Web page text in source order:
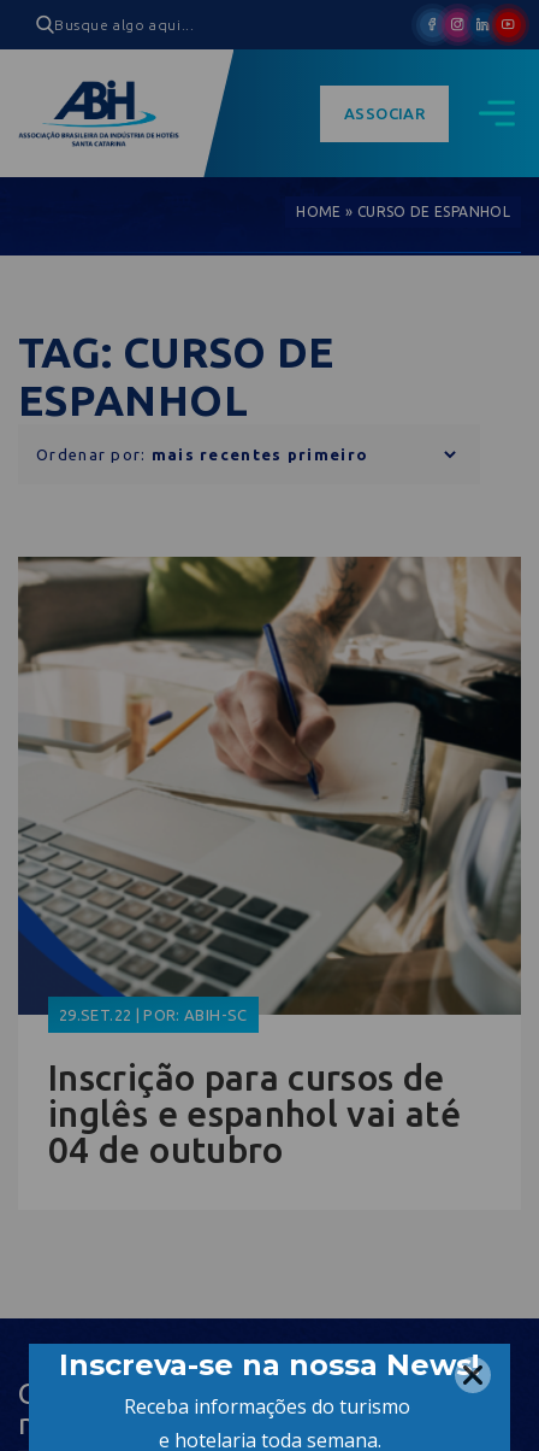
ASSOCIAR
HOME » CURSO DE ESPANHOL
TAG: CURSO DE
ESPANHOL
Ordenar por:
29.SET.22 | POR: ABIH-SC
Inscrição para cursos de
inglês e espanhol vai até
04 de outubro
Cadastre-se na newsletter e receba
nosso conteúdo em seu e-mail